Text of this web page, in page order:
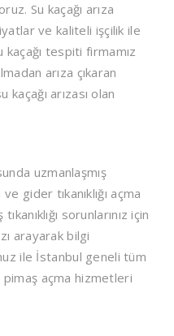
Su kaçağı arıza
ve kaliteli işçilik ile
tespiti firmamız
arıza çıkaran
arızası olan
uzmanlaşmış
gider tıkanıklığı açma
sorunlarınız için
arayarak bilgi
ile İstanbul geneli tüm
açma hizmetleri